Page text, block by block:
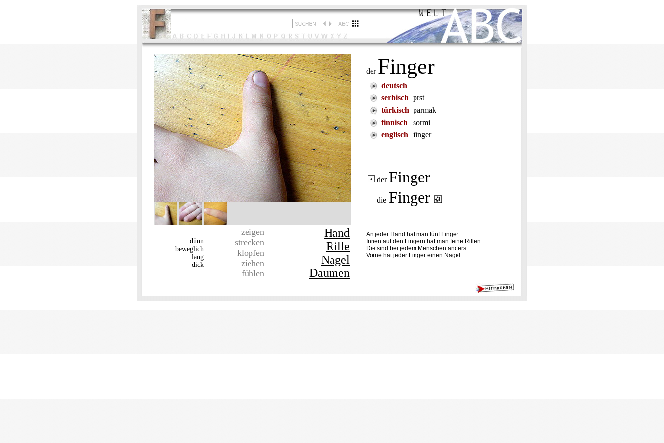
der Finger
deutsch
serbisch prst
türkisch parmak
finnisch
sormi
englisch
finger
der Finger
die Finger
dünn
beweglich
lang
dick
zeigen
strecken
klopfen
ziehen
fühlen
Hand
Rille
Nagel
Daumen
An jeder Hand hat man fünf Finger.
Innen auf den Fingern hat man feine Rillen.
Die sind bei jedem Menschen anders.
Vorne hat jeder Finger einen Nagel.